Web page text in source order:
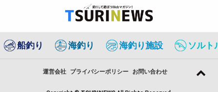
船釣り 海釣り 海釣り施設 ソルト
運営会社 プライバシーポリシー お問い合わせ